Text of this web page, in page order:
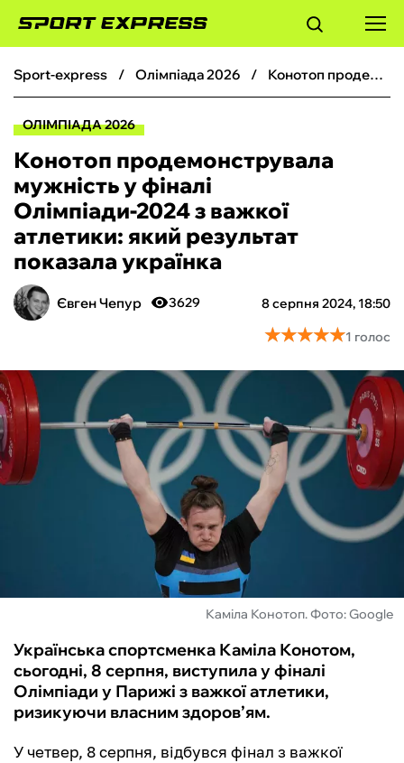
ФУТБОЛ
БОКС
ХОКЕЙ
ТЕНІС
ЧС-2026
ФУТЗАЛ
ІНШІ
sport-express олімпіада 2026 Конотоп продемонструвала мужність у фіналі Олімпіади-2024 з важкої атлетики: який результат показала українка
ОЛІМПІАДА 2026
Конотоп продемонструвала
мужність у фіналі
Олімпіади-2024 з важкої
атлетики: який результат
показала українка
Євген Чепур 8 серпня 2024, 18:50
3629
★★★★★
★★★★★1 голос
Каміла Конотоп. Фото: Google
Українська спортсменка Каміла Конотом,
сьогодні, 8 серпня, виступила у фіналі
Олімпіади у Парижі з важкої атлетики,
ризикуючи власним здоров’ям.
У четвер, 8 серпня, відбувся фінал з важкої